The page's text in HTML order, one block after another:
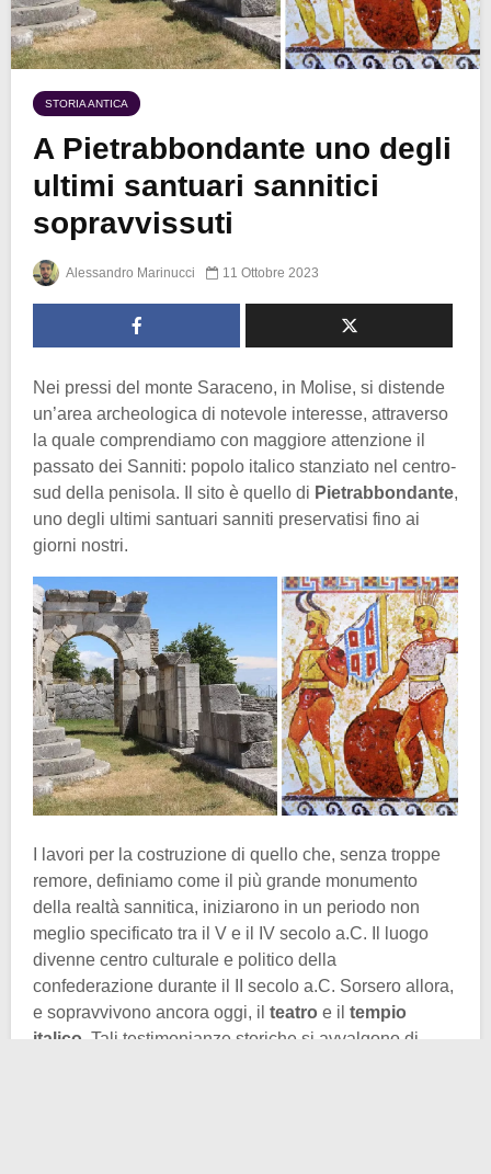
STORIA ANTICA
A Pietrabbondante uno degli
ultimi santuari sannitici
sopravvissuti
Alessandro Marinucci 11 Ottobre 2023
Nei pressi del monte Saraceno, in Molise, si distende
un’area archeologica di notevole interesse, attraverso
la quale comprendiamo con maggiore attenzione il
passato dei Sanniti: popolo italico stanziato nel centro-
sud della penisola. Il sito è quello di Pietrabbondante,
uno degli ultimi santuari sanniti preservatisi fino ai
giorni nostri.
I lavori per la costruzione di quello che, senza troppe
remore, definiamo come il più grande monumento
della realtà sannitica, iniziarono in un periodo non
meglio specificato tra il V e il IV secolo a.C. Il luogo
divenne centro culturale e politico della
confederazione durante il II secolo a.C. Sorsero allora,
e sopravvivono ancora oggi, il teatro e il tempio
italico . Tali testimonianze storiche si avvalgono di